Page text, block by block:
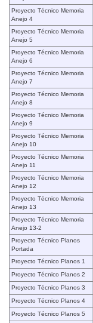
Proyecto Técnico Memoria
Anejo 4
Proyecto Técnico Memoria
Anejo 5
Proyecto Técnico Memoria
Anejo 6
Proyecto Técnico Memoria
Anejo 7
Proyecto Técnico Memoria
Anejo 8
Proyecto Técnico Memoria
Anejo 9
Proyecto Técnico Memoria
Anejo 10
Proyecto Técnico Memoria
Anejo 11
Proyecto Técnico Memoria
Anejo 12
Proyecto Técnico Memoria
Anejo 13
Proyecto Técnico Memoria
Anejo 13-2
Proyecto Técnico Planos
Portada
Proyecto Técnico Planos 1
Proyecto Técnico Planos 2
Proyecto Técnico Planos 3
Proyecto Técnico Planos 4
Proyecto Técnico Planos 5